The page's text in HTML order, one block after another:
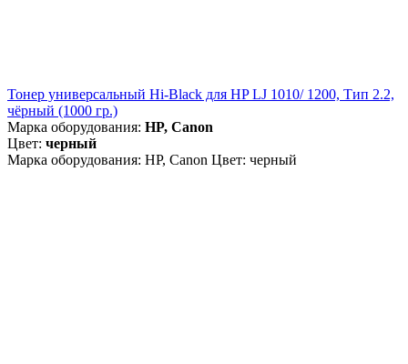
Тонер универсальный Hi-Black для HP LJ 1010/ 1200, Тип 2.2,
чёрный (1000 гр.)
Марка оборудования: HP, Canon
Цвет: черный
Марка оборудования: HP, Canon Цвет: черный